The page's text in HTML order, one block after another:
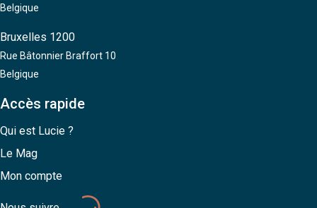
Belgique
Bruxelles 1200
Rue Bâtonnier Braffort 10
Belgique
Accès rapide
Qui est Lucie ?
Le Mag
Mon compte